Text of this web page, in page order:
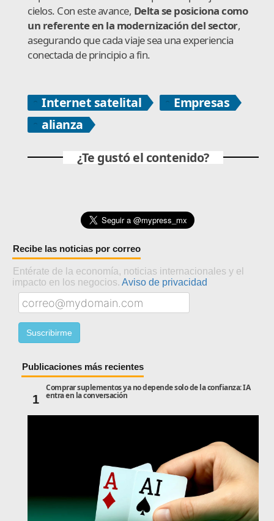
cielos. Con este avance, Delta se posiciona como
un referente en la modernización del sector,
asegurando que cada viaje sea una experiencia
conectada de principio a fin.
Internet satelital
Empresas
alianza
¿Te gustó el contenido?
Recibe las noticias por correo
Entérate de la economía, noticias internacionales y el
impacto en los negocios. Aviso de privacidad
Publicaciones más recientes
1
Comprar suplementos ya no depende solo de la confianza: IA
entra en la conversación